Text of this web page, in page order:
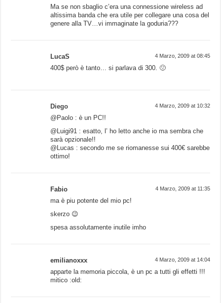
Ma se non sbaglio c’era una connessione wireless ad
altissima banda che era utile per collegare una cosa del
genere alla TV…vi immaginate la goduria???
LucaS 4 Marzo, 2009 at 08:45
400$ però è tanto… si parlava di 300. 🙁
Diego 4 Marzo, 2009 at 10:32
@Paolo : è un PC!!
@Luigi91 : esatto, l’ ho letto anche io ma sembra che
sarà opzionale!!
@Lucas : secondo me se riomanesse sui 400€ sarebbe
ottimo!
Fabio 4 Marzo, 2009 at 11:35
ma è piu potente del mio pc!
skerzo 😉
spesa assolutamente inutile imho
emilianoxxx 4 Marzo, 2009 at 14:04
apparte la memoria piccola, è un pc a tutti gli effetti !!!
mitico :old: